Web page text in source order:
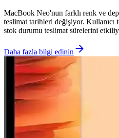
MacBook Neo'nun farklı renk ve
teslimat tarihleri değişiyor. Kullanıcı
stok durumu teslimat sürelerini
Daha fazla bilgi edinin